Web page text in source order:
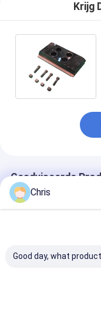
Krijg
Geadviseerde
Chris
Good day, what